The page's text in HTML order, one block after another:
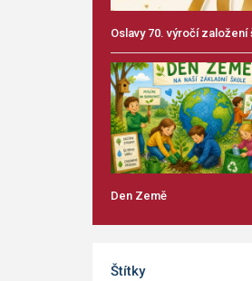
Oslavy 70. výročí založení
Den Země
Štítky